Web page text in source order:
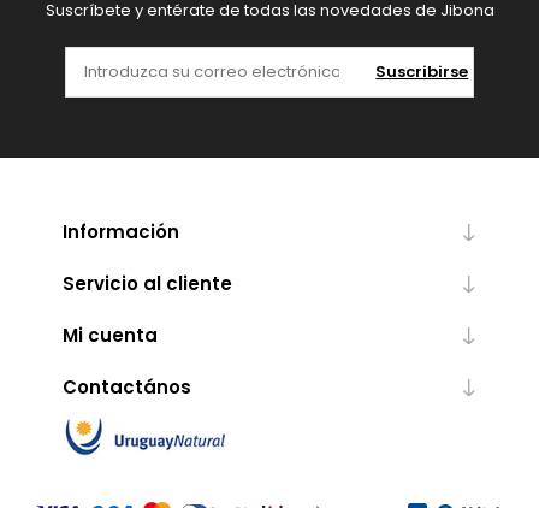
Suscríbete y entérate de todas las novedades de Jibona
Suscribirse
Información
Servicio al cliente
Mi cuenta
Contactános